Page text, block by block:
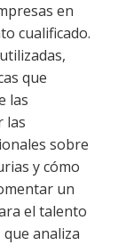
en
cualificado.
que
las
las
sobre
y cómo
un
el talento
analiza